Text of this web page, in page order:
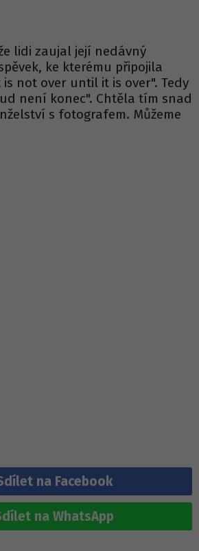
lidi zaujal její nedávný
ke kterému připojila
not over until it is over". Tedy
není konec". Chtěla tím snad
s fotografem. Můžeme
na Facebook
na WhatsApp